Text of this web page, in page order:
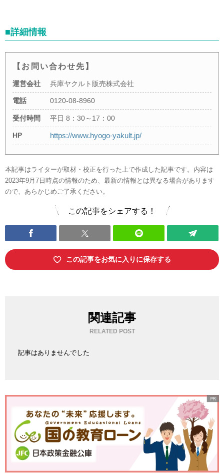
■詳細情報
【お問い合わせ先】
運営会社 兵庫ヤクルト販売株式会社
電話 0120-08-8960
受付時間 平日 8：30～17：00
HP https://www.hyogo-yakult.jp/
本記事はライターが取材・校正を行った上で作成した記事です。内容は
2023年9月7日時点の情報のため、最新の情報とは異なる場合があります
ので、あらかじめご了承ください。
この記事をシェアする！
この記事をお気に入りに保存する
関連記事
RELATED POST
記事はありませんでした